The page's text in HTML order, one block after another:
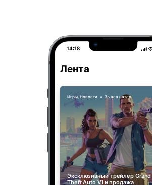
14:18
Лента
Игры Новости • 3 часа назад
Эксклюзивный трейлер Grand
Theft Auto VI и продажа